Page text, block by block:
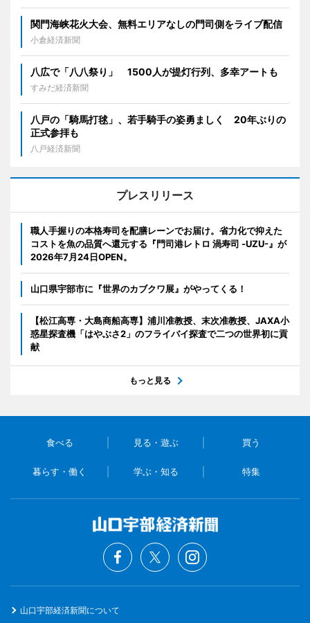
関門海峡花火大会、無料エリアなしの門司側をライブ配信
小倉経済新聞
八広で「八八祭り」 1500人が提灯行列、多幸アートも
すみだ経済新聞
八戸の「騎馬打毬」、若手騎手の姿勇ましく 20年ぶりの
正式参拝も
八戸経済新聞
プレスリリース
職人手握りの本格寿司を配膳レーンでお届け。省力化で抑えた
コストを魚の品質へ還元する『門司港レトロ 渦寿司 -UZU-』が
2026年7月24日OPEN。
山口県宇部市に『世界のカブクワ展』がやってくる！
【松江高専・大島商船高専】浦川准教授、末次准教授、JAXA小
惑星探査機「はやぶさ2」のフライバイ探査で二つの世界初に貢
献
もっと見る
食べる 見る・遊ぶ 買う
暮らす・働く 学ぶ・知る 特集
山口宇部経済新聞について